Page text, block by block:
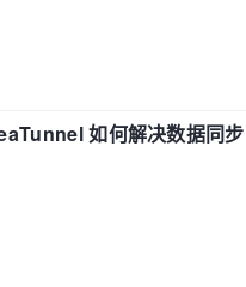
如何解决数据同